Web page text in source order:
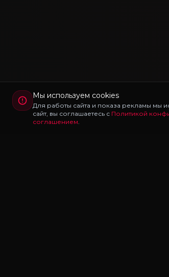
Мы используем cookies
Для работы сайта и показа рекламы мы
сайт, вы соглашаетесь с Политикой
соглашением.